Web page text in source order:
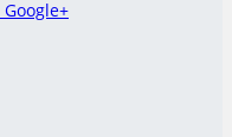
تسجيل الدخول بـ Google+